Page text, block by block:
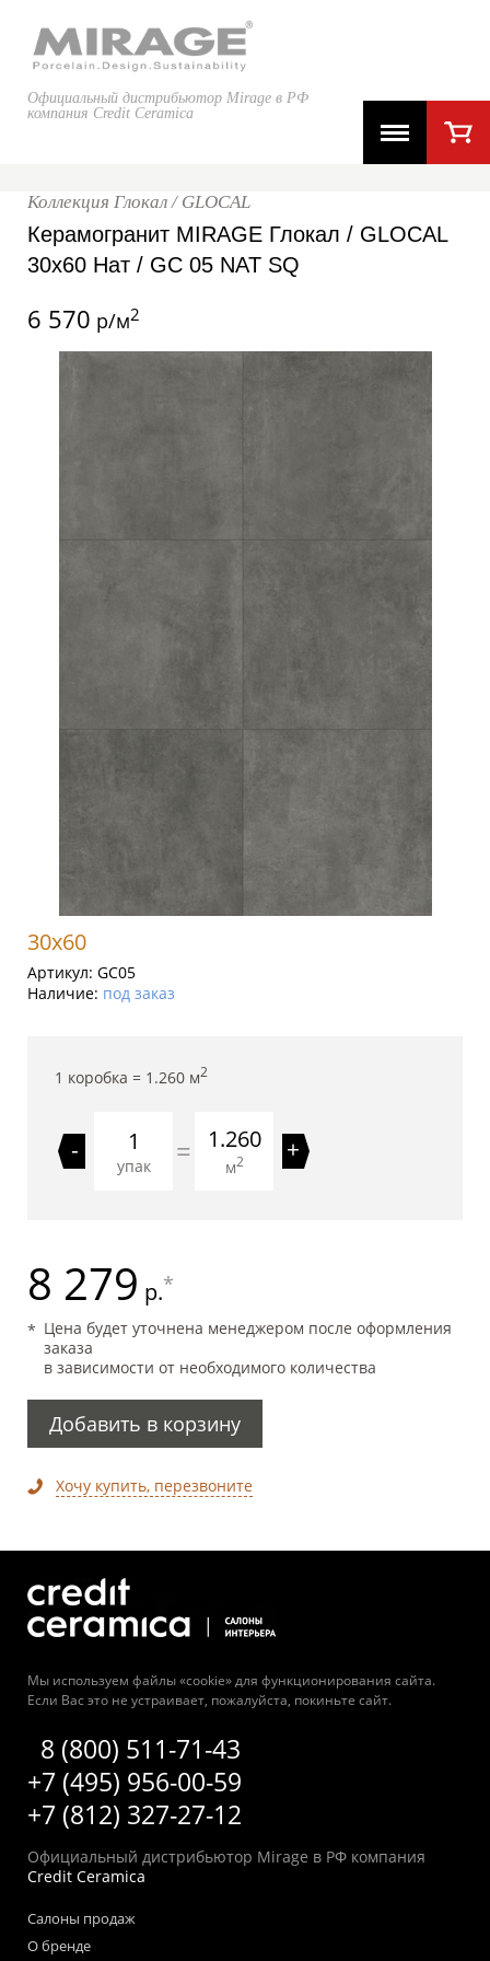
Официальный дистрибьютор Mirage в РФ
компания Credit Ceramica
Коллекция Глокал / GLOCAL
Керамогранит MIRAGE Глокал / GLOCAL
30x60 Нат / GC 05 NAT SQ
6 570 р/м2
30x60
Артикул: GC05
Наличие: под заказ
1 коробка = 1.260 м2
-
упак = 1.260
м2 +
8 279 р.*
Цена будет уточнена менеджером после оформления
заказа
в зависимости от необходимого количества
Добавить в корзину
Хочу купить, перезвоните
Мы используем файлы «cookie» для функционирования сайта.
Если Вас это не устраивает, пожалуйста, покиньте сайт.
8 (800) 511-71-43
+7 (495) 956-00-59
+7 (812) 327-27-12
Официальный дистрибьютор Mirage в РФ компания
Credit Ceramica
Салоны продаж
О бренде